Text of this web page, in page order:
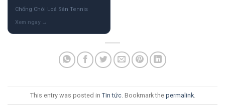
Chống Chói Loá Sân Tennis
This entry was posted in Tin tức. Bookmark the permalink.